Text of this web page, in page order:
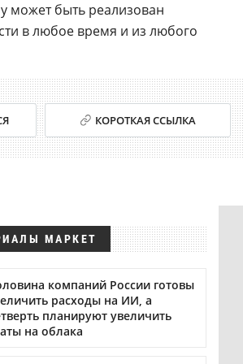
может быть реализован
в любое время и из любого
КОРОТКАЯ ССЫЛКА
МАРКЕТ
компаний России готовы
расходы на ИИ, а
планируют увеличить
на облака